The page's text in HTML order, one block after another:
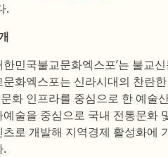
.
민국불교문화엑스포’는 불교
화엑스포는 신라시대의 찬란
화 인프라를 중심으로 한 예술
술을 중심으로 국내 전통문화
로 개발해 지역경제 활성화에
.